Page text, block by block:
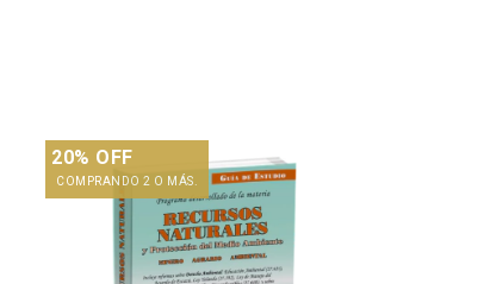
20% OFF
COMPRANDO 2 O MÁS.